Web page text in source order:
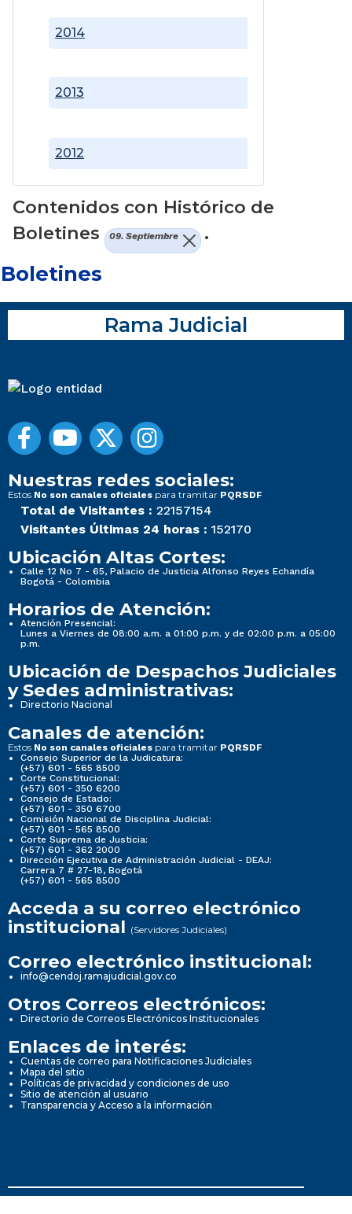
2012
2013
2014
Contenidos con Histórico de
Boletines
09. Septiembre .
Boletines
Rama Judicial
Nuestras redes sociales:
Estos No son canales oficiales para tramitar PQRSDF
Total de Visitantes : 22157154
Visitantes Últimas 24 horas : 152170
Ubicación Altas Cortes:
Calle 12 No 7 - 65, Palacio de Justicia Alfonso Reyes Echandía
Bogotá - Colombia
Horarios de Atención:
Atención Presencial:
Lunes a Viernes de 08:00 a.m. a 01:00 p.m. y de 02:00 p.m. a 05:00
p.m.
Ubicación de Despachos Judiciales
y Sedes administrativas:
Directorio Nacional
Canales de atención:
Estos No son canales oficiales para tramitar PQRSDF
Consejo Superior de la Judicatura:
(+57) 601 - 565 8500
Corte Constitucional:
(+57) 601 - 350 6200
Consejo de Estado:
(+57) 601 - 350 6700
Comisión Nacional de Disciplina Judicial:
(+57) 601 - 565 8500
Corte Suprema de Justicia:
(+57) 601 - 362 2000
Dirección Ejecutiva de Administración Judicial - DEAJ:
Carrera 7 # 27-18, Bogotá
(+57) 601 - 565 8500
Acceda a su correo electrónico
institucional (Servidores Judiciales)
Correo electrónico institucional:
info@cendoj.ramajudicial.gov.co
Otros Correos electrónicos:
Directorio de Correos Electrónicos Institucionales
Enlaces de interés:
Cuentas de correo para Notificaciones Judiciales
Mapa del sitio
Políticas de privacidad y condiciones de uso
Sitio de atención al usuario
Transparencia y Acceso a la información